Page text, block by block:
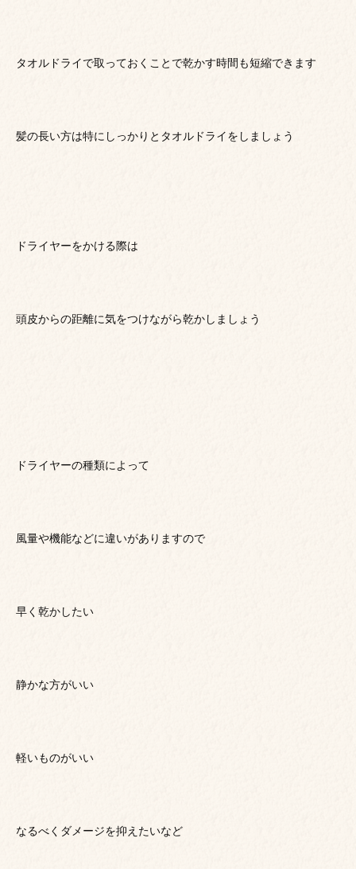
タオルドライで取っておくことで乾かす時間も短縮できます
髪の長い方は特にしっかりとタオルドライをしましょう
ドライヤーをかける際は
頭皮からの距離に気をつけながら乾かしましょう
ドライヤーの種類によって
風量や機能などに違いがありますので
早く乾かしたい
静かな方がいい
軽いものがいい
なるべくダメージを抑えたいなど